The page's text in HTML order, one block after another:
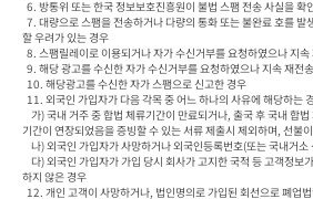
할 우려가 있는 경우
기간이 연장되었음을 증빙할 수 있는 서류 제출시 제외하며, 선불
하지 않은 경우